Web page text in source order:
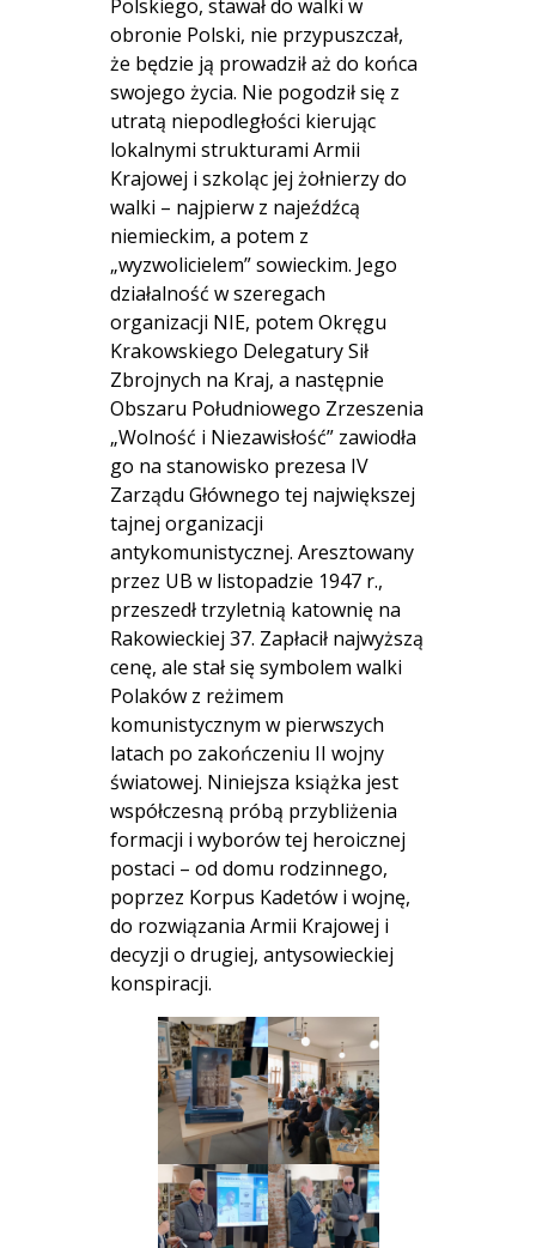
Polskiego, stawał do walki w
obronie Polski, nie przypuszczał,
że będzie ją prowadził aż do końca
swojego życia. Nie pogodził się z
utratą niepodległości kierując
lokalnymi strukturami Armii
Krajowej i szkoląc jej żołnierzy do
walki – najpierw z najeźdźcą
niemieckim, a potem z
„wyzwolicielem” sowieckim. Jego
działalność w szeregach
organizacji NIE, potem Okręgu
Krakowskiego Delegatury Sił
Zbrojnych na Kraj, a następnie
Obszaru Południowego Zrzeszenia
„Wolność i Niezawisłość” zawiodła
go na stanowisko prezesa IV
Zarządu Głównego tej największej
tajnej organizacji
antykomunistycznej. Aresztowany
przez UB w listopadzie 1947 r.,
przeszedł trzyletnią katownię na
Rakowieckiej 37. Zapłacił najwyższą
cenę, ale stał się symbolem walki
Polaków z reżimem
komunistycznym w pierwszych
latach po zakończeniu II wojny
światowej. Niniejsza książka jest
współczesną próbą przybliżenia
formacji i wyborów tej heroicznej
postaci – od domu rodzinnego,
poprzez Korpus Kadetów i wojnę,
do rozwiązania Armii Krajowej i
decyzji o drugiej, antysowieckiej
konspiracji.